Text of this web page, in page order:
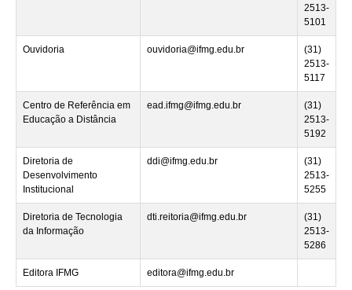
2513-
5101
Ouvidoria ouvidoria@ifmg.edu.br
(31)
2513-
5117
Centro de Referência em
Educação a Distância
ead.ifmg@ifmg.edu.br
(31)
2513-
5192
Diretoria de
Desenvolvimento
Institucional
ddi@ifmg.edu.br
(31)
2513-
5255
Diretoria de Tecnologia
da Informação
dti.reitoria@ifmg.edu.br
(31)
2513-
5286
Editora IFMG editora@ifmg.edu.br